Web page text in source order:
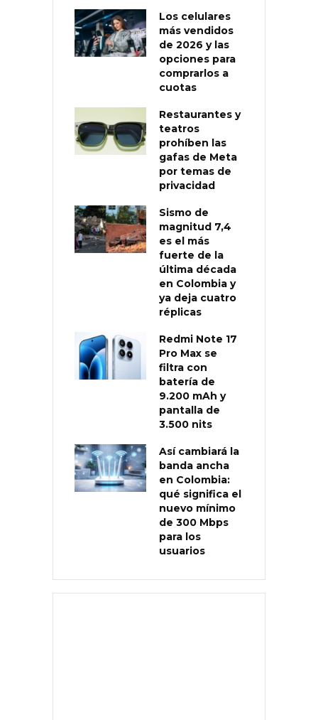
Los celulares
más vendidos
de 2026 y las
opciones para
comprarlos a
cuotas
Restaurantes y
teatros
prohíben las
gafas de Meta
por temas de
privacidad
Sismo de
magnitud 7,4
es el más
fuerte de la
última década
en Colombia y
ya deja cuatro
réplicas
Redmi Note 17
Pro Max se
filtra con
batería de
9.200 mAh y
pantalla de
3.500 nits
Así cambiará la
banda ancha
en Colombia:
qué significa el
nuevo mínimo
de 300 Mbps
para los
usuarios